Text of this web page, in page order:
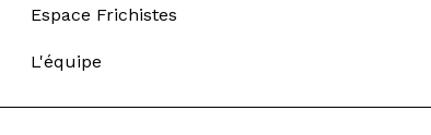
Espace Frichistes
L'équipe